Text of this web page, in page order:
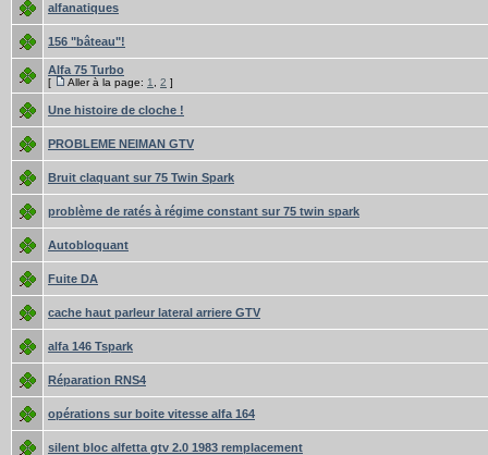
alfanatiques
156 "bâteau"!
Alfa 75 Turbo
[ Aller à la page: 1 2 ]
Une histoire de cloche !
PROBLEME NEIMAN GTV
Bruit claquant sur 75 Twin Spark
problème de ratés à régime constant sur 75 twin spark
Autobloquant
Fuite DA
cache haut parleur lateral arriere GTV
alfa 146 Tspark
Réparation RNS4
opérations sur boite vitesse alfa 164
silent bloc alfetta gtv 2.0 1983 remplacement